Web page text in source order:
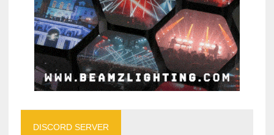
DISCORD SERVER